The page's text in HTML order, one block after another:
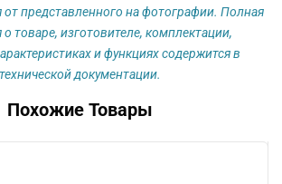
от представленного на фотографии. Полная
товаре, изготовителе, комплектации,
и функциях содержится в
технической документации.
Похожие Товары